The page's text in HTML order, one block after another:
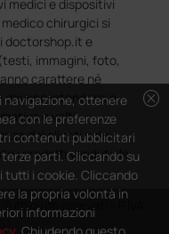
medici e dispositivi
chirurgici si
doctorshop.it e
immagini, foto,
carattere né
intendersi e
e volti
dei clienti e dei
i prodotti venduti da
diritti riservati - P.IVA
cancel
navigazione, ottenere
con le preferenze
contenuti pubblicitari
parti. Cliccando su
tutti i cookie. Cliccando
la propria volontà in
informazioni